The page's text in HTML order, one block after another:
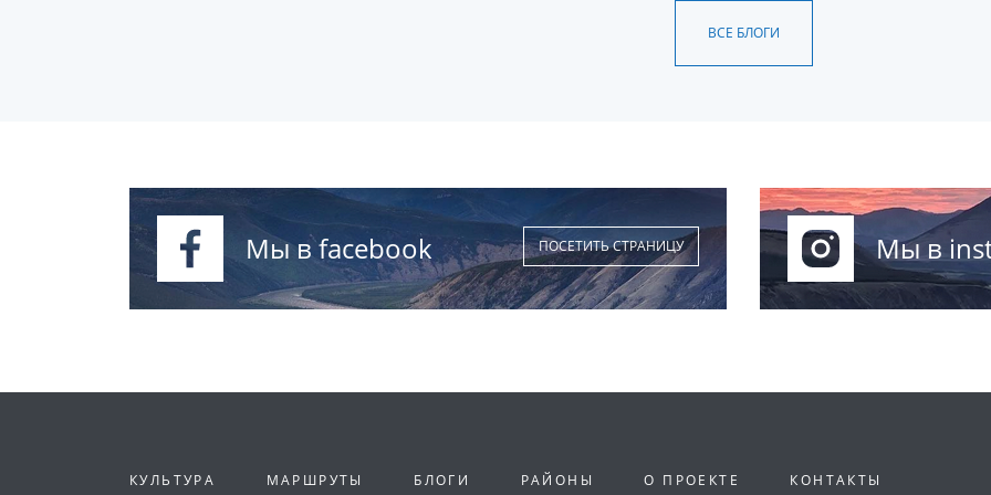
ВСЕ БЛОГИ
Мы в facebook ПОСЕТИТЬ СТРАНИЦУ Мы в
КУЛЬТУРА МАРШРУТЫ БЛОГИ РАЙОНЫ О ПРОЕКТЕ КОНТАКТЫ